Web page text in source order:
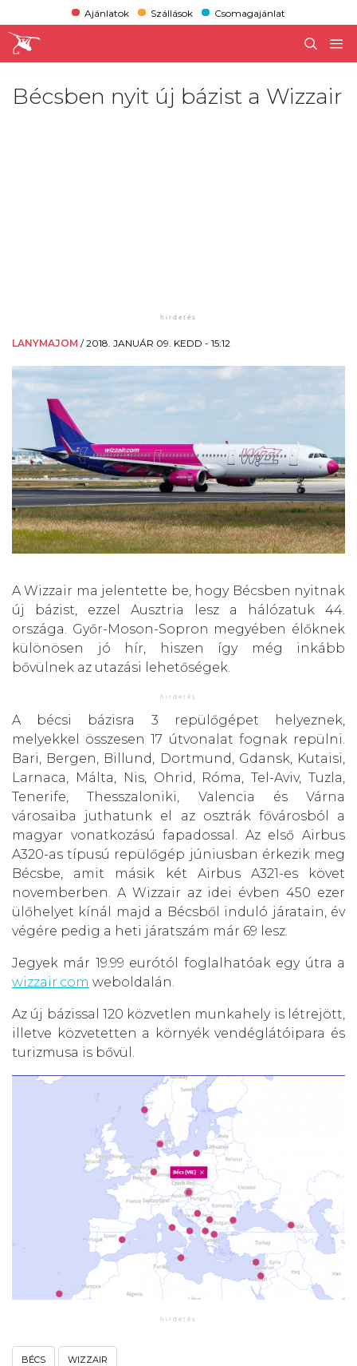
Ajánlatok Szállások Csomagajánlat
Bécsben nyit új bázist a Wizzair
LANYMAJOM /2018. JANUÁR 09. KEDD - 15:12
A Wizzair ma jelentette be, hogy Bécsben nyitnak
új bázist, ezzel Ausztria lesz a hálózatuk 44.
országa. Győr-Moson-Sopron megyében élőknek
különösen jó hír, hiszen így még inkább
bővülnek az utazási lehetőségek.
A bécsi bázisra 3 repülőgépet helyeznek,
melyekkel összesen 17 útvonalat fognak repülni.
Bari, Bergen, Billund, Dortmund, Gdansk, Kutaisi,
Larnaca, Málta, Nis, Ohrid, Róma, Tel-Aviv, Tuzla,
Tenerife, Thesszaloniki, Valencia és Várna
városaiba juthatunk el az osztrák fővárosból a
magyar vonatkozású fapadossal. Az első Airbus
A320-as típusú repülőgép júniusban érkezik meg
Bécsbe, amit másik két Airbus A321-es követ
novemberben. A Wizzair az idei évben 450 ezer
ülőhelyet kínál majd a Bécsből induló járatain, év
végére pedig a heti járatszám már 69 lesz.
Jegyek már 19.99 eurótól foglalhatóak egy útra a
wizzair.com weboldalán.
Az új bázissal 120 közvetlen munkahely is létrejött,
illetve közvetetten a környék vendéglátóipara és
turizmusa is bővül.
BÉCS WIZZAIR